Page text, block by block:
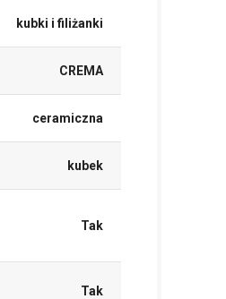
kubki i filiżanki
CREMA
ceramiczna
kubek
Tak
Tak